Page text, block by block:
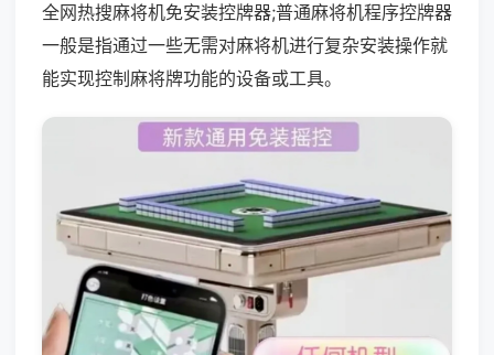
全网热搜麻将机免安装控牌器;普通麻将机程序控牌器
一般是指通过一些无需对麻将机进行复杂安装操作就
能实现控制麻将牌功能的设备或工具。